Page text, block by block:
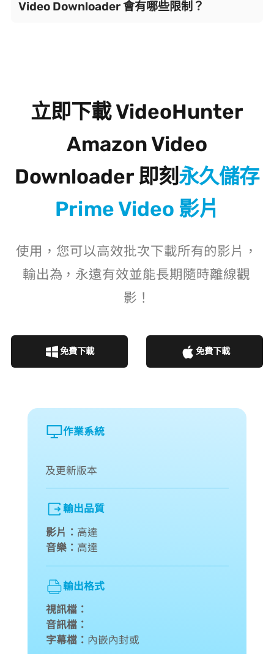
夾。
在軟體內輸入註冊碼即可再次啟用 VideoHunter。如果您的
Video Downloader 會有哪些限制？
解鎖完整的功能，可以購買 Ultimate 方案。
立即下載 VideoHunter
Amazon Video
Downloader 即刻永久儲存
Prime Video 影片
使用 VideoHunter，您可以高效批次下載所有 Amazon Prime Video 的影片，
輸出為 MP4/MKV/MOV，永遠有效並能長期隨時離線觀
影！
免費下載 免費下載
作業系統
macOS 10.14 及更新版本
輸出品質
影片： 高達 8K
音樂： 高達 320kbps
輸出格式
視訊檔：
音訊檔：
字幕檔： 內嵌/內封或 SRT/VTT